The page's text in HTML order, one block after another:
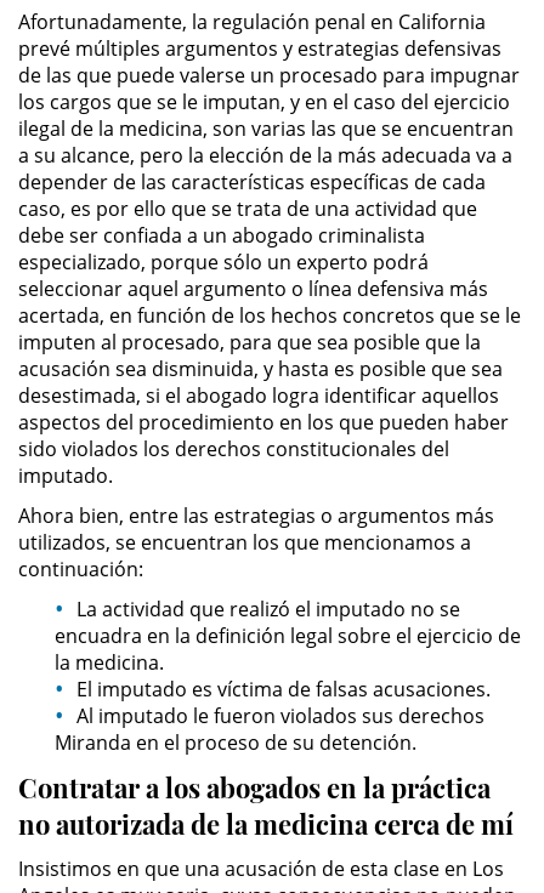
Vehicular Manslaughter
Drug Crimes
California Marijuana Laws
Manufacturing Drugs
Possession Of A Controlled
Substance
Possession of a Controlled
Substance for Sale
Possession of Drug Paraphernalia
Possession of Marijuana for Sale
Possession of Methamphetamine
Prop 36
Transportation for Sale of a
Controlled Substance
DUI
2nd Offense DUI
Afortunadamente, la regulación penal en California
prevé múltiples argumentos y estrategias defensivas
de las que puede valerse un procesado para impugnar
los cargos que se le imputan, y en el caso del ejercicio
ilegal de la medicina, son varias las que se encuentran
a su alcance, pero la elección de la más adecuada va a
depender de las características específicas de cada
caso, es por ello que se trata de una actividad que
debe ser confiada a un abogado criminalista
especializado, porque sólo un experto podrá
seleccionar aquel argumento o línea defensiva más
acertada, en función de los hechos concretos que se le
imputen al procesado, para que sea posible que la
acusación sea disminuida, y hasta es posible que sea
desestimada, si el abogado logra identificar aquellos
aspectos del procedimiento en los que pueden haber
sido violados los derechos constitucionales del
imputado.
Ahora bien, entre las estrategias o argumentos más
utilizados, se encuentran los que mencionamos a
continuación:
La actividad que realizó el imputado no se
encuadra en la definición legal sobre el ejercicio de
la medicina.
El imputado es víctima de falsas acusaciones.
Al imputado le fueron violados sus derechos
Miranda en el proceso de su detención.
Contratar a los abogados en la práctica
no autorizada de la medicina cerca de mí
Insistimos en que una acusación de esta clase en Los